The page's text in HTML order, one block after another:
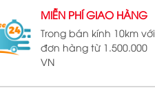
MIỄN PHÍ GIAO HÀNG
Trong bán kính 10km với
đơn hàng từ 1.500.000
VN